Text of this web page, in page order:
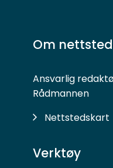
Facebook
Om
Ansvarlig
Rådmannen
Nettstedskart
Verktøy